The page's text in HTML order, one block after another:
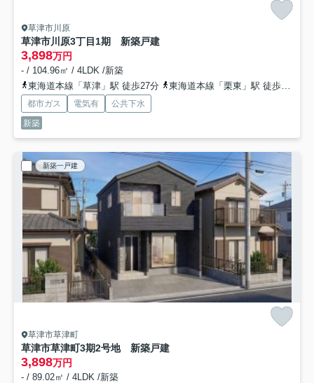
草津市川原
草津市川原3丁目1期 新築戸建
3,898万円
- / 104.96㎡ / 4LDK /新築
東海道本線「草津」駅 徒歩27分
東海道本線「栗東」駅 徒歩38分
都市ガス 電気有
公共下水
新築
新築一戸建
草津市草津町
草津市草津町3期2号地 新築戸建
3,898万円
- / 89.02㎡ / 4LDK /新築